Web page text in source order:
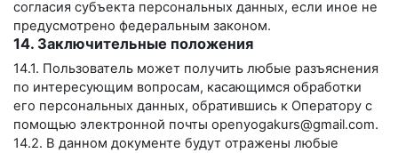
согласия субъекта персональных данных, если иное не
предусмотрено федеральным законом.
14. Заключительные положения
14.1. Пользователь может получить любые разъяснения
по интересующим вопросам, касающимся обработки
его персональных данных, обратившись к Оператору с
помощью электронной почты openyogakurs@gmail.com.
14.2. В данном документе будут отражены любые